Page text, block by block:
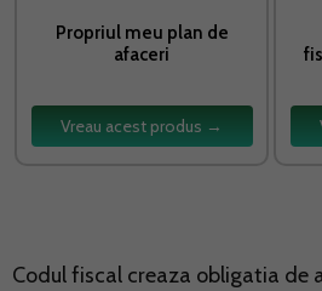
Propriul meu plan de
afaceri
Vreau acest produs →
Codul fiscal creaza obligatia de